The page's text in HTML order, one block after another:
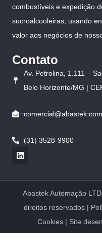
combustíveis e expedição
sucroalcooleiras, usando
valor aos negócios de
Contato
Av. Petrolina, 1.111 –
Belo Horizonte/MG |
comercial@abastek.com
(31) 3528-9900
Abastek Automação
direitos reservados |
Cookies | Site